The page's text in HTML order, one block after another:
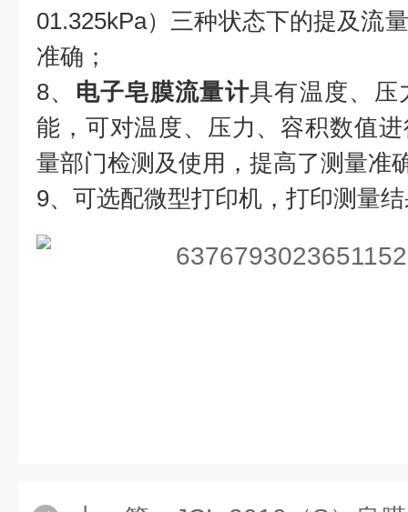
01.325kPa）三种状态下的提及流
准确；
8、 电子皂膜流量计具有温度、压
能，可对温度、压力、容积数值
量部门检测及使用，提高了测量准
9、可选配微型打印机，打印测量